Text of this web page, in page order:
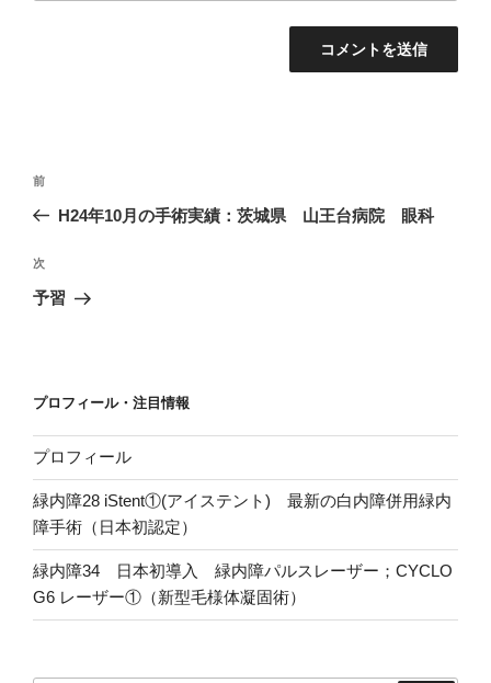
投
ビ
ゲ
ン
過
去
投
稿
前
H24年10月の手術実績：茨城県 山王台病院 眼科
次
の
次
予習
プロフィール・注目情報
プロフィール
緑内障28 iStent①(アイステント) 最新の白内障併用緑内
障手術（日本初認定）
緑内障34 日本初導入 緑内障パルスレーザー；CYCLO
G6 レーザー①（新型毛様体凝固術）